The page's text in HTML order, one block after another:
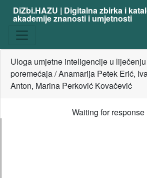
DiZbi.HAZU | Digitalna zbirka i
akademije znanosti i umjetnosti
Uloga umjetne inteligencije u
poremećaja / Anamarija Petek Erić,
Anton, Marina Perković Kovačević
Waiting for response